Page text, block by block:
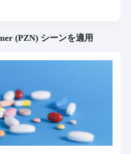
(PZN) シーンを適用